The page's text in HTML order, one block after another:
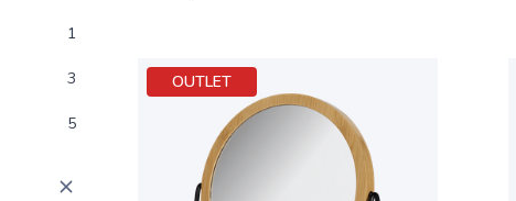
1
3
5
OUTLET